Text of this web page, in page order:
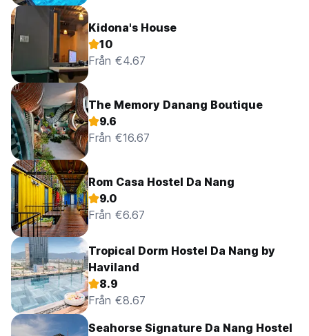
Kidona's House
10
Från €4.67
The Memory Danang Boutique
9.6
Från €16.67
Rom Casa Hostel Da Nang
9.0
Från €6.67
Tropical Dorm Hostel Da Nang by
Haviland
8.9
Från €8.67
Seahorse Signature Da Nang Hostel